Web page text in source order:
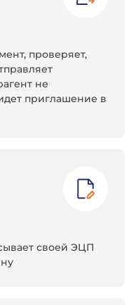
проверяет,
не
приглашение в
своей ЭЦП